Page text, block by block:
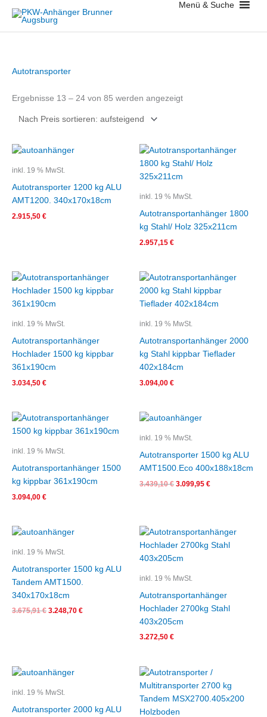
Inhalt
springen
Menü & Suche
Autotransporter
Ergebnisse 13 – 24 von 85 werden angezeigt
inkl. 19 % MwSt.
Autotransporter 1200 kg ALU
AMT1200. 340x170x18cm
2.915,50 €
inkl. 19 % MwSt.
Autotransportanhänger 1800
kg Stahl/ Holz 325x211cm
2.957,15 €
inkl. 19 % MwSt.
Autotransportanhänger
Hochlader 1500 kg kippbar
361x190cm
3.034,50 €
inkl. 19 % MwSt.
Autotransportanhänger 2000
kg Stahl kippbar Tieflader
402x184cm
3.094,00 €
inkl. 19 % MwSt.
Autotransportanhänger 1500
kg kippbar 361x190cm
3.094,00 €
inkl. 19 % MwSt.
Autotransporter 1500 kg ALU
AMT1500.Eco 400x188x18cm
3.439,10€
Ursprünglicher
war:
3.099,95 €
inkl. 19 % MwSt.
Autotransporter 1500 kg ALU
Tandem AMT1500.
340x170x18cm
3.675,91€
Ursprünglicher
Preis
war:
3.248,70 €
inkl. 19 % MwSt.
Autotransportanhänger
Hochlader 2700kg Stahl
403x205cm
3.272,50 €
inkl. 19 % MwSt.
Autotransporter 2000 kg ALU